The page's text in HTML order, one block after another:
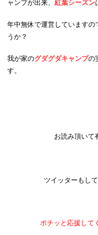
ャンプが出来、 紅葉シーズン
年中無休で運営していますの
うか？
我が家のグダグダキャンプの
す。
お読み頂いて
ツイッターもし
ポチッと応援して